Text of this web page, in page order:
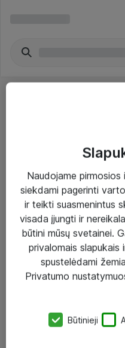
Paslaugos
Sprendimai
Įgyvendinti projektai
Atea ekspertų patarimai
eShop@atea.lt
Naudojame pirmosios
siekdami pagerinti
ir teikti suasmenintus
visada įjungti ir
būtini mūsų svetainei.
privalomais slapukais
spustelėdami
Privatumo
Būtinieji